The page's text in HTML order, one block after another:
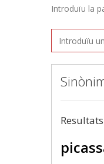
Introduïu la